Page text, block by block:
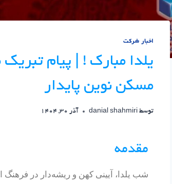
اخبار شرکت
یلدا مبارک ! | پیام
مسکن نوین پایدار
توسط danial shahmiri آذر 30, 1404
مقدمه
شب یلدا، آیینی کهن و ریشه‌دار در فرهنگ